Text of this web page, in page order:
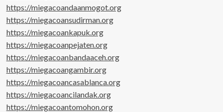
https://miegacoandaanmogot.org
https://miegacoansudirman.org
https://miegacoankapuk.org
https://miegacoanpejaten.org
https://miegacoanbandaaceh.org
https://miegacoangambir.org
https://miegacoancasablanca.org
https://miegacoancilandak.org
https://miegacoantomohon.org